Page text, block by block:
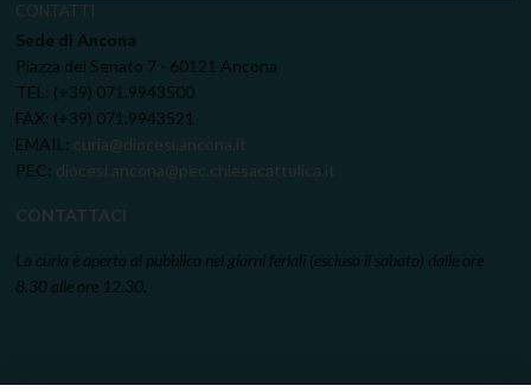
CONTATTI
Sede di Ancona
Piazza del Senato 7 - 60121 Ancona
TEL: (+39) 071.9943500
FAX: (+39) 071.9943521
EMAIL: curia@diocesi.ancona.it
PEC: diocesi.ancona@pec.chiesacattolica.it
CONTATTACI
La curia è aperta al pubblico nei giorni feriali (escluso il sabato) dalle ore
8.30 alle ore 12.30.